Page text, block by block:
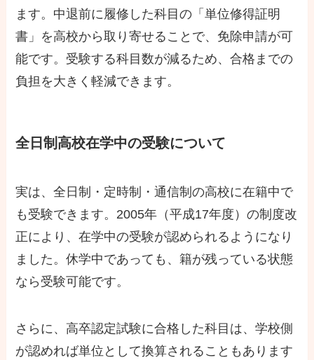
ます。中退前に履修した科目の「単位修得証明
書」を高校から取り寄せることで、免除申請が可
能です。受験する科目数が減るため、合格までの
負担を大きく軽減できます。
全日制高校在学中の受験について
実は、全日制・定時制・通信制の高校に在籍中で
も受験できます。2005年（平成17年度）の制度改
正により、在学中の受験が認められるようになり
ました。休学中であっても、籍が残っている状態
なら受験可能です。
さらに、高卒認定試験に合格した科目は、学校側
が認めれば単位として換算されることもあります